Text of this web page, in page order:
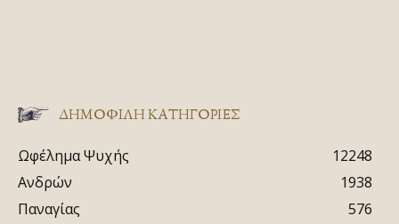
ΔΗΜΟΦΙΛΗ ΚΑΤΗΓΟΡΙΕΣ
Ωφέλημα Ψυχής
12248
Ανδρών
1938
Παναγίας
576